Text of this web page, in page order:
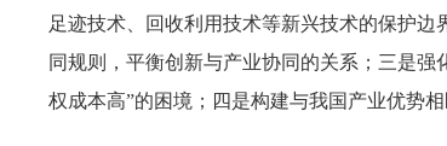
足迹技术、回收利用技术等新兴技术的保护
同规则，平衡创新与产业协同的关系；三是
权成本高”的困境；四是构建与我国产业优势